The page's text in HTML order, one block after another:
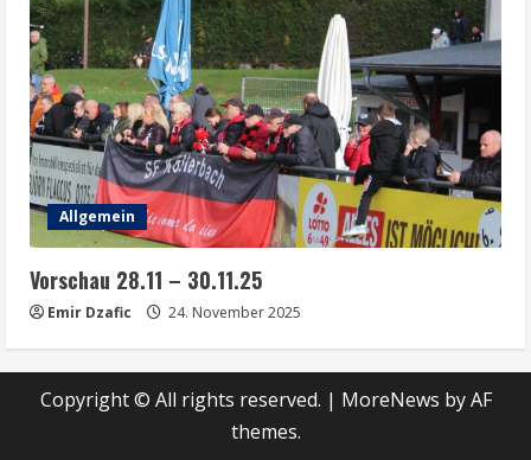
Allgemein
Vorschau 28.11 – 30.11.25
Emir Dzafic 24. November 2025
Copyright © All rights reserved. | MoreNews by AF
themes.